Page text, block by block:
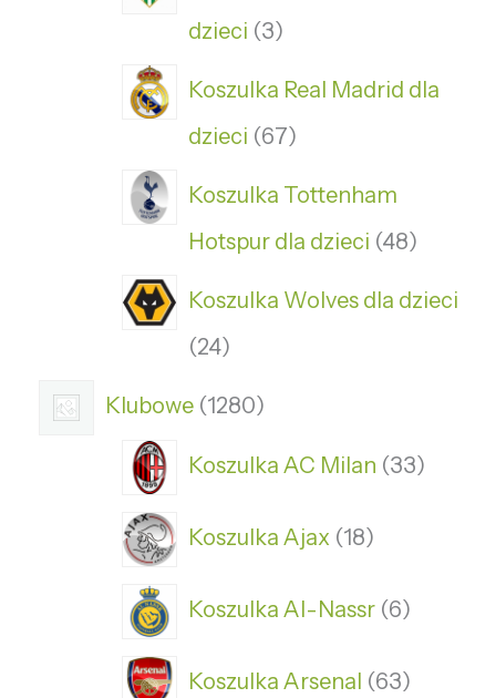
dzieci 3
Koszulka Real Madrid dla
dzieci 67
Koszulka Tottenham
Hotspur dla dzieci 48
Koszulka Wolves dla dzieci
24
Klubowe 1280
Koszulka AC Milan 33
Koszulka Ajax 18
Koszulka Al-Nassr 6
Koszulka Arsenal 63